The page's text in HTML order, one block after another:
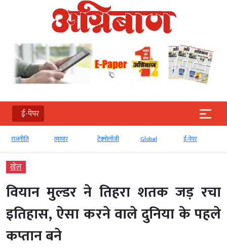
ई-पेपर
राजनीति व्‍यापार टेक्‍नोलॉजी Global ई-पेपर
खेल
वियान मुल्डर ने तिहरा शतक जड़ रचा
इतिहास, ऐसा करने वाले दुनिया के पहले
कप्तान बने